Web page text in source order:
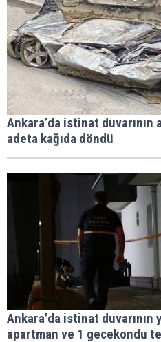
Ankara’da istinat
adeta kağıda döndü
Ankara’da istinat duvarının
apartman ve 1 gecekondu